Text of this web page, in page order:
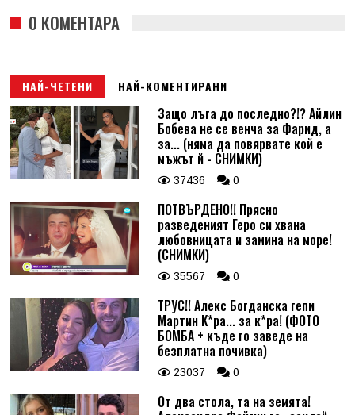
0 КОМЕНТАРА
НАЙ-ЧЕТЕНИ НАЙ-КОМЕНТИРАНИ
Защо лъга до последно?!? Айлин
Бобева не се венча за Фарид, а
за... (няма да повярвате кой е
мъжът й - СНИМКИ)
37436 0
ПОТВЪРДЕНО!! Прясно
разведеният Геро си хвана
любовницата и замина на море!
(СНИМКИ)
35567 0
ТРУС!! Алекс Богданска гепи
Мартин К*ра... за к*ра! (ФОТО
БОМБА + къде го заведе на
безплатна почивка)
23037 0
От два стола, та на земята!